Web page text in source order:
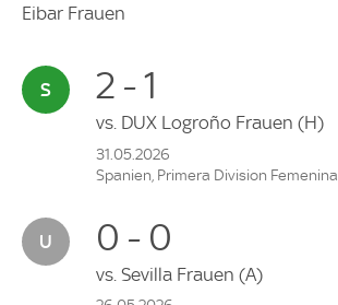
Eibar Frauen
2 - 1
vs. DUX Logroño Frauen (H)
31.05.2026
Spanien, Primera Division Femenina
0 - 0
vs. Sevilla Frauen (A)